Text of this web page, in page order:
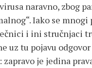
naravno, zbog
Iako se
i ini stručnjaci
uz tu pojavu
zapravo je jedina